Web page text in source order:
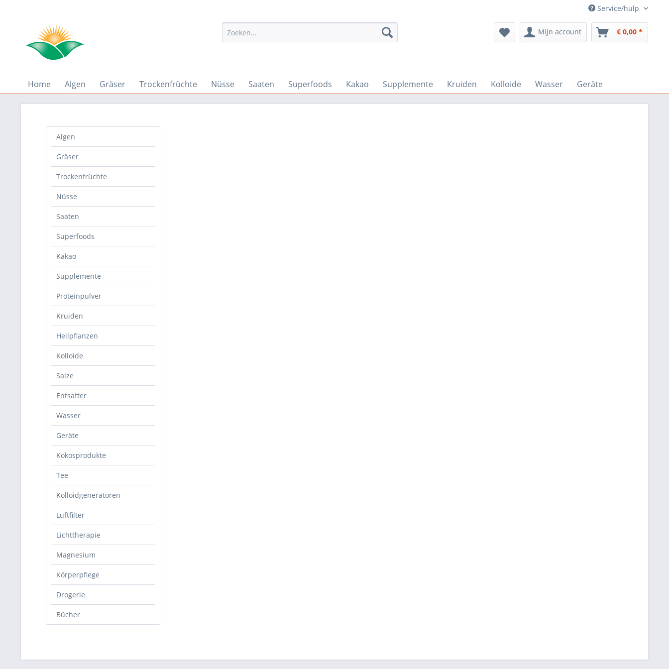
Service/hulp
Mijn account € 0,00 *
Home Algen Gräser Trockenfrüchte Nüsse Saaten Superfoods Kakao Supplemente Kruiden Kolloide Wasser Geräte
Algen
Gräser
Trockenfrüchte
Nüsse
Saaten
Superfoods
Kakao
Supplemente
Proteinpulver
Kruiden
Heilpflanzen
Kolloide
Salze
Entsafter
Wasser
Geräte
Kokosprodukte
Tee
Kolloidgeneratoren
Luftfilter
Lichttherapie
Magnesium
Körperpflege
Drogerie
Bücher